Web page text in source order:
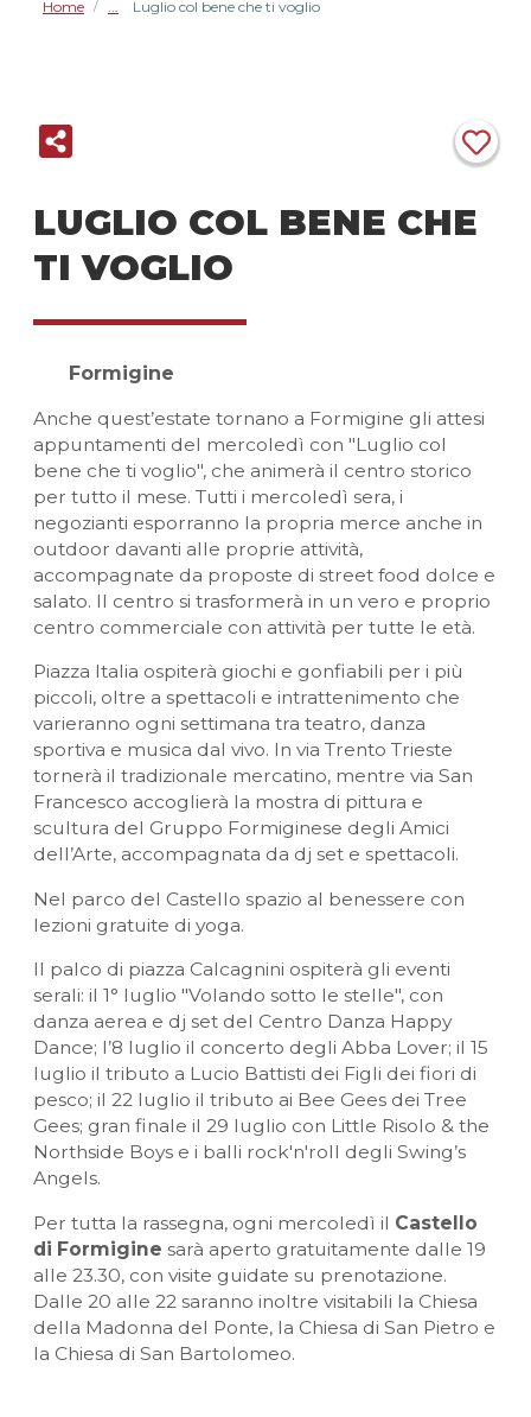
Home / Luglio col bene che ti voglio
LUGLIO COL BENE CHE
TI VOGLIO
Formigine
Anche quest’estate tornano a Formigine gli attesi
appuntamenti del mercoledì con "Luglio col
bene che ti voglio", che animerà il centro storico
per tutto il mese. Tutti i mercoledì sera, i
negozianti esporranno la propria merce anche in
outdoor davanti alle proprie attività,
accompagnate da proposte di street food dolce e
salato. Il centro si trasformerà in un vero e proprio
centro commerciale con attività per tutte le età.
Piazza Italia ospiterà giochi e gonfiabili per i più
piccoli, oltre a spettacoli e intrattenimento che
varieranno ogni settimana tra teatro, danza
sportiva e musica dal vivo. In via Trento Trieste
tornerà il tradizionale mercatino, mentre via San
Francesco accoglierà la mostra di pittura e
scultura del Gruppo Formiginese degli Amici
dell’Arte, accompagnata da dj set e spettacoli.
Nel parco del Castello spazio al benessere con
lezioni gratuite di yoga.
Il palco di piazza Calcagnini ospiterà gli eventi
serali: il 1° luglio "Volando sotto le stelle", con
danza aerea e dj set del Centro Danza Happy
Dance; l’8 luglio il concerto degli Abba Lover; il 15
luglio il tributo a Lucio Battisti dei Figli dei fiori di
pesco; il 22 luglio il tributo ai Bee Gees dei Tree
Gees; gran finale il 29 luglio con Little Risolo & the
Northside Boys e i balli rock'n'roll degli Swing’s
Angels.
Per tutta la rassegna, ogni mercoledì il Castello
di Formigine sarà aperto gratuitamente dalle 19
alle 23.30, con visite guidate su prenotazione.
Dalle 20 alle 22 saranno inoltre visitabili la Chiesa
della Madonna del Ponte, la Chiesa di San Pietro e
la Chiesa di San Bartolomeo.